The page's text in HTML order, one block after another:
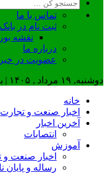
تماس با ما
ثبت نام در
نقشه
درباره ما
عضويت در
دوشنبه, ۱۹ مرداد , ۱۴۰۵ | برابر با : 26 صفر 1448
خانه
اخبار صنعت و تجارت
آخرین اخبار
انتصابات
آموزش
اخبار صنعت و
رساله و پایان